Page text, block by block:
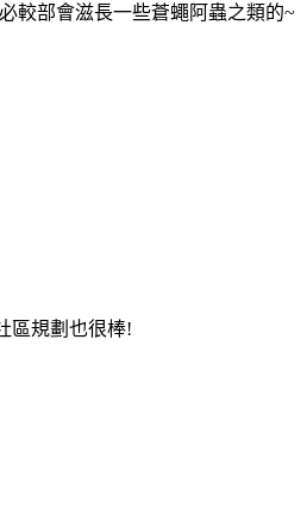
較部會滋長一些蒼蠅阿蟲之類的~
區規劃也很棒!